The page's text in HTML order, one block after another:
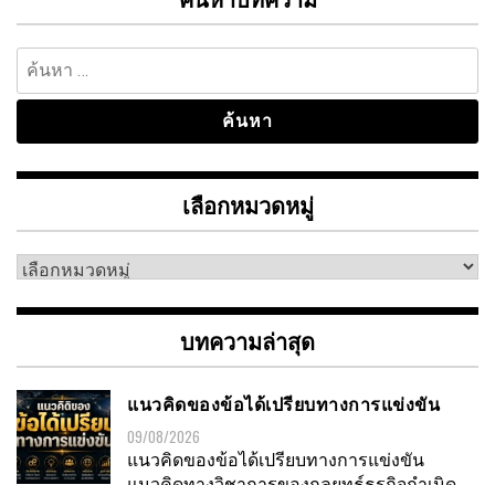
ค้นหา
สำหรับ:
เลือกหมวดหมู่
เลือก
หมู่
บทความล่าสุด
แนวคิดของข้อได้เปรียบทางการแข่งขัน
09/08/2026
แนวคิดของข้อได้เปรียบทางการแข่งขัน